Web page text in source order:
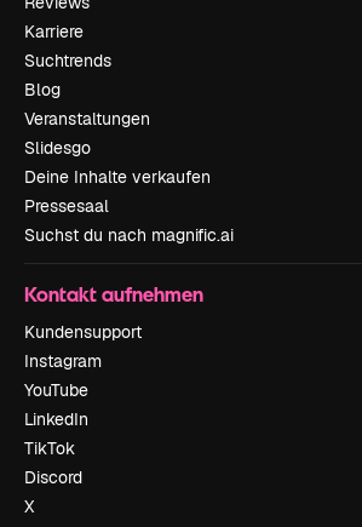
Karriere
Suchtrends
Blog
Veranstaltungen
Slidesgo
Deine Inhalte verkaufen
Pressesaal
Suchst du nach magnific.ai
Kontakt aufnehmen
Kundensupport
Instagram
YouTube
LinkedIn
TikTok
Discord
X